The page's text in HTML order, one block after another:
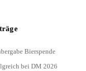
Bierspende
bei DM 2026